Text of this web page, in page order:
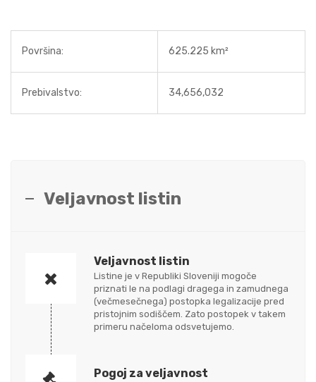
Površina: 625.225 km²
Prebivalstvo: 34,656,032
Veljavnost listin
Veljavnost listin
Listine je v Republiki Sloveniji mogoče
priznati le na podlagi dragega in zamudnega
(večmesečnega) postopka legalizacije pred
pristojnim sodiščem. Zato postopek v takem
primeru načeloma odsvetujemo.
Pogoj za veljavnost